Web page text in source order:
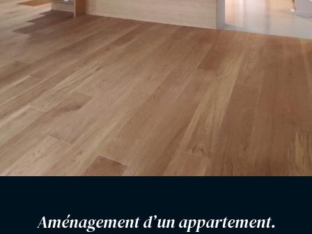
Aménagement d’un appartement.